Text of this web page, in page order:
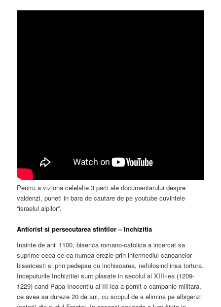
Pentru a viziona celelalte 3 parti ale documentarului despre
valdenzi, puneti in bara de cautare de pe youtube cuvintele
“israelul alpilor”.
Anticrist si persecutarea sfintilor – Inchizitia
Inainte de anii 1100, biserica romano-catolica a incercat sa
suprime ceea ce ea numea erezie prin intermediul canoanelor
bisericesti si prin pedepse cu inchisoarea, nefolosind insa tortura.
Inceputurile Inchizitiei sunt plasate in secolul al XIII-lea (1209-
1229) cand Papa Inocentiu al III-lea a pornit o campanie militara,
ce avea sa dureze 20 de ani, cu scopul de a elimina pe albigenzi